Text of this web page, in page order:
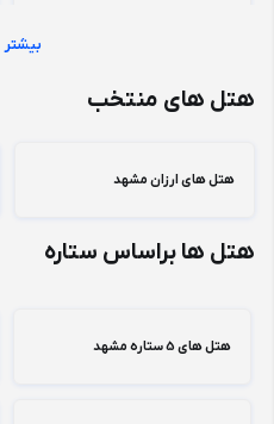
خیابان کوه سنگی
خیابان دانش غربی
بیشتر
هتل های منتخب
هتل های ارزان مشهد
هتل ها براساس ستاره
هتل های 5 ستاره مشهد